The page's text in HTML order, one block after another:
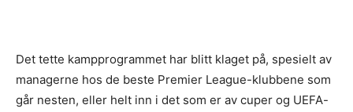
Det tette kampprogrammet har blitt klaget på, spesielt av
managerne hos de beste Premier League-klubbene som
går nesten, eller helt inn i det som er av cuper og UEFA-